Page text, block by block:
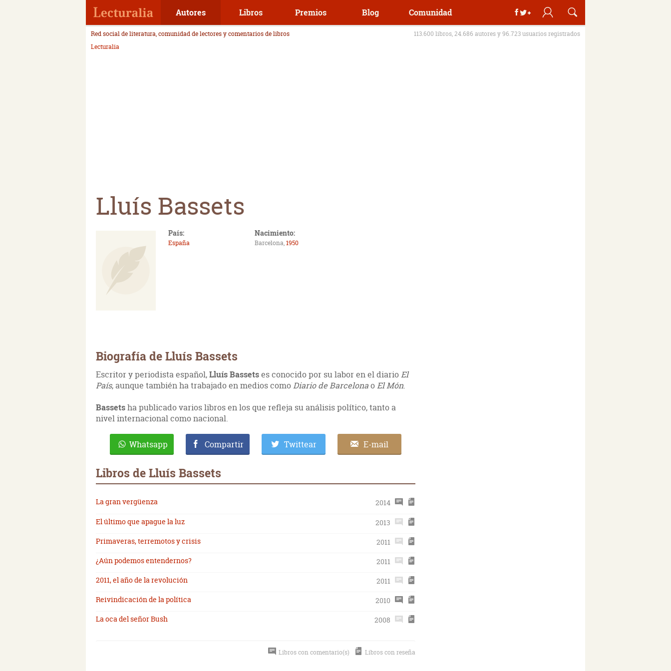
Autores Libros Premios Blog Comunidad
Red social de literatura, comunidad de lectores y comentarios de libros
113.600 libros, 24.686 autores y 96.723 usuarios registrados
Lecturalia
Lluís Bassets
País:
España
Nacimiento:
Barcelona,1950
Biografía de Lluís Bassets
Escritor y periodista español,Lluís Bassetses conocido por su labor en el diarioEl
País, aunque también ha trabajado en medios comoDiario de BarcelonaoEl Món.
Bassetsha publicado varios libros en los que refleja su análisis político, tanto a
nivel internacional como nacional.
Whatsapp Compartir Twittear E-mail
Libros de Lluís Bassets
La gran vergüenza
2014
El último que apague la luz
2013
Primaveras, terremotos y crisis
2011
¿Aún podemos entendernos?
2011
2011, el año de la revolución
2011
Reivindicación de la política
2010
La oca del señor Bush
2008
Libros con comentario(s) Libros con reseña